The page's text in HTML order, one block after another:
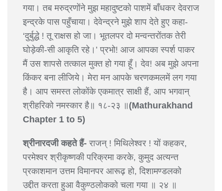
गया। तब मरुद्रणोंने मुझ महादुष्टको पाशमें बाँधकर देवराज
इन्द्रके पास पहुँचाया। देवेन्द्रने मुझे शाप देते हुए कहा-
‘दुर्बुद्धे ! तू राक्षस हो जा। भूतलपर दो मन्वन्तरोंतक तेरी
घोड़ेकी-सी आकृति रहे।’ प्रभो! आज आपका स्पर्श पाकर
मैं उस शापसे तत्काल मुक्त हो गया हूँ। देव! अब मुझे अपना
किंकर बना लीजिये। मेरा मन आपके चरणकमलमें लग गया
है। आप समस्त लोकोंके एकमात्र साक्षी हैं, आप भगवान्
श्रीहरिको नमस्कार है॥ १८-२३ ॥(Mathurakhand
Chapter 1 to 5)
श्रीनारदजी कहते हैं- राजन् ! मिथिलेश्वर ! यों कहकर,
परमेश्वर श्रीकृष्णकी परिक्रमा करके, कुमुद अत्यन्त
प्रकाशमान उत्तम विमानपर आरूढ़ हो, दिशामण्डलको
उद्दीत करता हुआ वैकुण्ठलोकको चला गया ॥ २४ ॥